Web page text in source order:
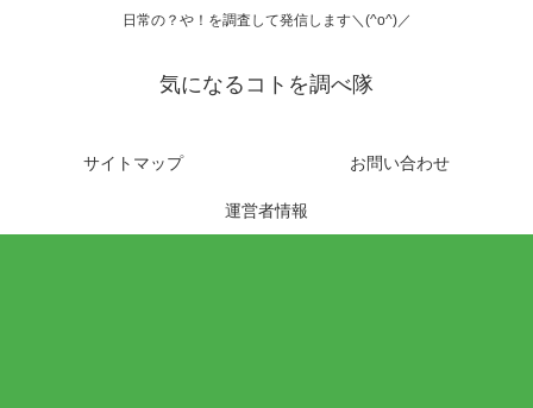
日常の？や！を調査して発信します＼(^o^)／
気になるコトを調べ隊
サイトマップ お問い合わせ
運営者情報